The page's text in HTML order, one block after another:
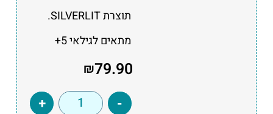
תוצרת SILVERLIT.
מתאים לגילאי 5+
79.90
₪
-
+